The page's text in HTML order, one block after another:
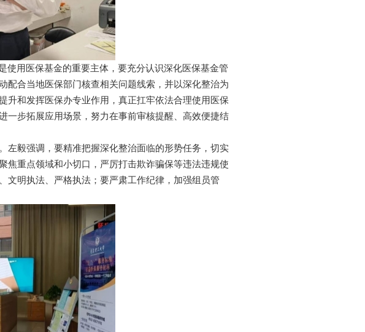
使用医保基金的重要主体，要充分认识深化医保基金管
配合当地医保部门核查相关问题线索，并以深化整治为
升和发挥医保办专业作用，真正扛牢依法合理使用医保
一步拓展应用场景，努力在事前审核提醒、高效便捷结
左毅强调，要精准把握深化整治面临的形势任务，切实
焦重点领域和小切口，严厉打击欺诈骗保等违法违规使
文明执法、严格执法；要严肃工作纪律，加强组员管